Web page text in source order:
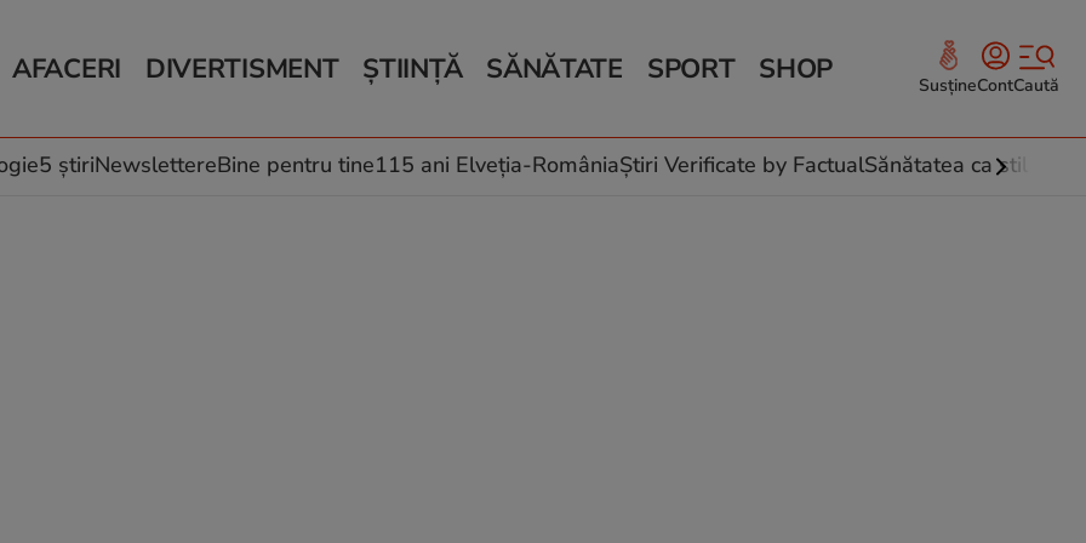
AFACERI
Auto
Locuri de muncă
DIVERTISMENT
Horoscop
Muzică și Filme
ȘTIINȚĂ
Schimbări climatice
SĂNĂTATE
Relații
Rețete culinare
SPORT SHOP SusțineContCaută
5 știriNewslettereBine pentru tine115 ani Elveția-RomâniaȘtiri Verificate by FactualSănătatea ca stil de